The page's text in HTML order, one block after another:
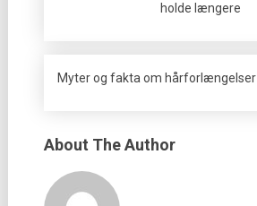
holde længere
Myter og fakta om hårforlængelser
About The Author